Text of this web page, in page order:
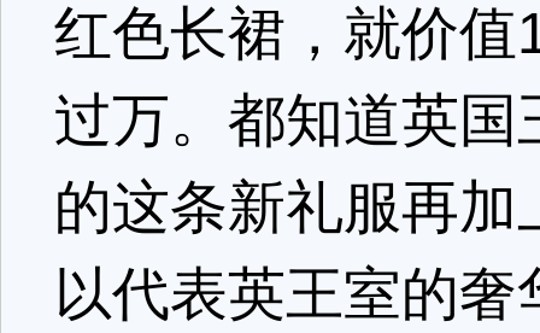
红色长裙，就价
过万。都知道英
的这条新礼服再
以代表英王室的奢